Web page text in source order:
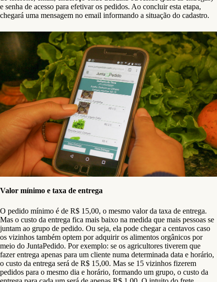
e senha de acesso para efetivar os pedidos. Ao concluir esta etapa,
chegará uma mensagem no email informando a situação do cadastro.
Valor mínimo e taxa de entrega
O pedido mínimo é de R$ 15,00, o mesmo valor da taxa de entrega.
Mas o custo da entrega fica mais baixo na medida que mais pessoas se
juntam ao grupo de pedido. Ou seja, ela pode chegar a centavos caso
os vizinhos também optem por adquirir os alimentos orgânicos por
meio do JuntaPedido. Por exemplo: se os agricultores tiverem que
fazer entrega apenas para um cliente numa determinada data e horário,
o custo da entrega será de R$ 15,00. Mas se 15 vizinhos fizerem
pedidos para o mesmo dia e horário, formando um grupo, o custo da